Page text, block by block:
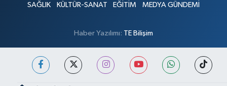
SAĞLIK
KÜLTÜR-SANAT EĞİTİM MEDYA GÜNDEMİ
Haber Yazılımı: TE Bilişim